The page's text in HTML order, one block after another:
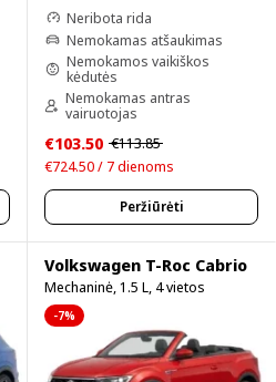
Neribota rida
Nemokamas atšaukimas
Nemokamos vaikiškos
kėdutės
Nemokamas antras
vairuotojas
€103.50 €113.85
€724.50 / 7 dienoms
Peržiūrėti
Volkswagen T-Roc Cabrio
Mechaninė, 1.5 L, 4 vietos
-7%